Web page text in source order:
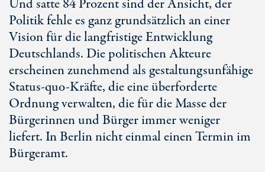
Und satte84 Prozentsind der Ansicht, der
Politik fehle es ganz grundsätzlich an einer
Vision für die langfristige Entwicklung
Deutschlands. Die politischen Akteure
erscheinen zunehmend als gestaltungsunfähige
Status-quo-Kräfte, die eine überforderte
Ordnung verwalten, die für die Masse der
Bürgerinnen und Bürger immer weniger
liefert. In Berlin nicht einmal einen Termin im
Bürgeramt.